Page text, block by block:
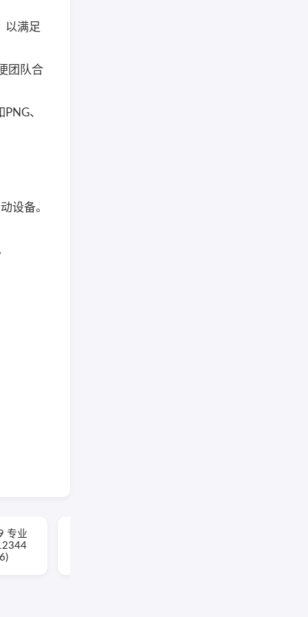
以满足
团队合
、
设备。
专业